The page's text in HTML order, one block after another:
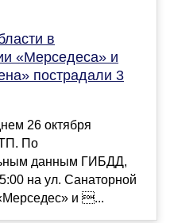
в
«Мерседеса» и
пострадали 3
26 октября
По
данным ГИБДД,
на ул. Санаторной
и ...